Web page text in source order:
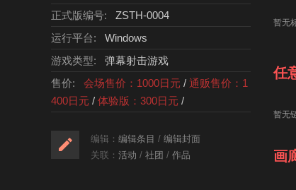
正式版编号:
ZSTH-0004
运行平台:
Windows
游戏类型:
弹幕射击游戏
售价:
会场售价：1000日元 / 通贩售价：1
400日元 / 体验版：300日元 /
编辑： 编辑条目 / 编辑封面
关联： 活动 / 社团 / 作品
暂无
任
暂无
画